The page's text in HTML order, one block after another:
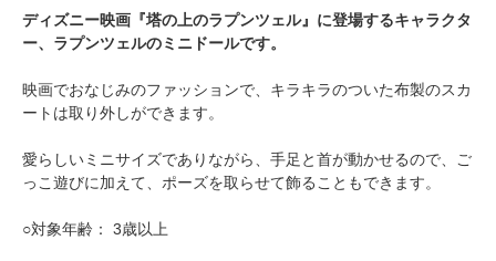
ディズニー映画『塔の上のラプンツェル』に登場するキャラクタ
ー、ラプンツェルのミニドールです。
映画でおなじみのファッションで、キラキラのついた布製のスカ
ートは取り外しができます。
愛らしいミニサイズでありながら、手足と首が動かせるので、ご
っこ遊びに加えて、ポーズを取らせて飾ることもできます。
○対象年齢： 3歳以上